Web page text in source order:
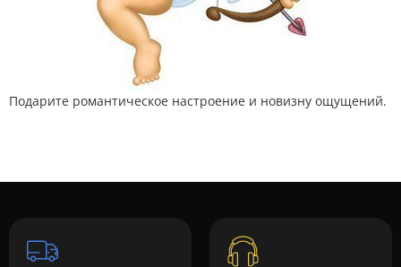
Подарите романтическое настроение и новизну ощущений.